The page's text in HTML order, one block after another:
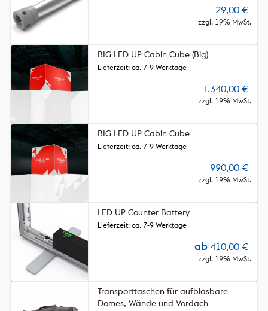
29,00 €
zzgl. 19% MwSt.
BIG LED UP Cabin Cube (Big)
1.340,00 €
zzgl. 19% MwSt.
Lieferzeit: ca. 7-9 Werktage
BIG LED UP Cabin Cube
990,00 €
zzgl. 19% MwSt.
Lieferzeit: ca. 7-9 Werktage
LED UP Counter Battery
ab 410,00 €
zzgl. 19% MwSt.
Lieferzeit: ca. 7-9 Werktage
Transporttaschen für aufblasbare
Domes, Wände und Vordach